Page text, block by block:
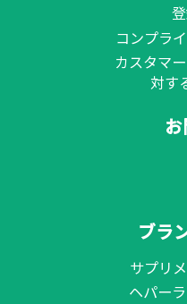
コンプラ
カスタマ
対す
ブラ
サプリ
ヘパー